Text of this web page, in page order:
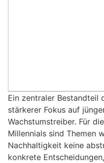
Ein zentraler Bestandteil
stärkerer Fokus auf
Wachstumstreiber. Für
Millennials sind Themen
Nachhaltigkeit keine
konkrete